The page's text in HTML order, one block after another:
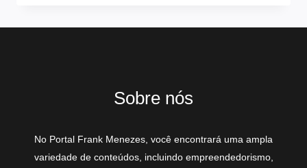
Sobre nós
No Portal Frank Menezes, você encontrará uma ampla
variedade de conteúdos, incluindo empreendedorismo,